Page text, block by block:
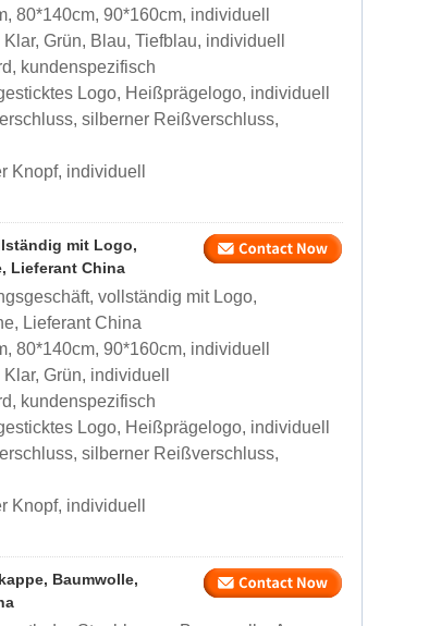
80*140cm, 90*160cm, individuell
Grün, Blau, Tiefblau, individuell
kundenspezifisch
Logo, Heißprägelogo, individuell
silberner Reißverschluss,
Knopf, individuell
mit Logo,
Lieferant China
vollständig mit Logo,
Lieferant China
80*140cm, 90*160cm, individuell
Grün, individuell
kundenspezifisch
Logo, Heißprägelogo, individuell
silberner Reißverschluss,
Knopf, individuell
Baumwolle,